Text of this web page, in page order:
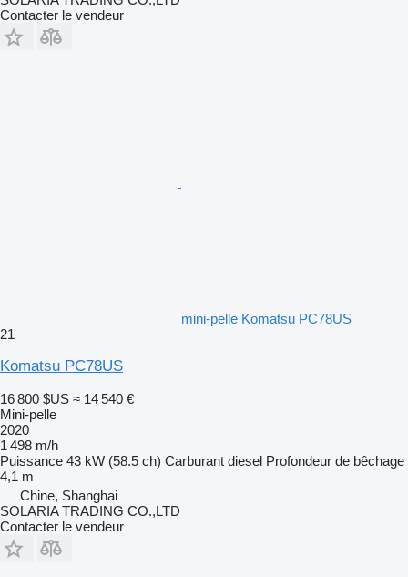
Contacter le vendeur
mini-pelle Komatsu PC78US
21
Komatsu PC78US
16 800 $US ≈ 14 540 €
Mini-pelle
2020
1 498 m/h
Puissance 43 kW (58.5 ch) Carburant diesel Profondeur de bêchage
4,1 m
Chine, Shanghai
SOLARIA TRADING CO.,LTD
Contacter le vendeur